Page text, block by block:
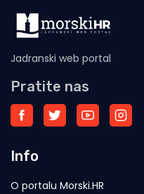
Jadranski web portal
Pratite nas
Info
O portalu Morski.HR